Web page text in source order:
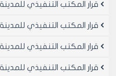
مساحته /400/م2
قرار المكتب التنفيذي للمدينة رقم 189
قرار المكتب التنفيذي للمدينة رقم 192
قرار المكتب التنفيذي للمدينة رقم 2
قرار المكتب التنفيذي للمدينة رقم 224